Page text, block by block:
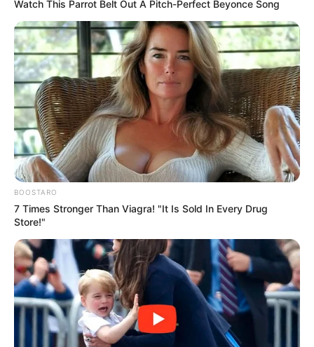
Watch This Parrot Belt Out A Pitch-Perfect Beyonce Song
BOOSTARO
7 Times Stronger Than Viagra! "It Is Sold In Every Drug
Store!"